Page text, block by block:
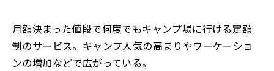
月額決まった値段で何度でもキャンプ場に行ける定額
制のサービス。キャンプ人気の高まりやワーケーショ
ンの増加などで広がっている。